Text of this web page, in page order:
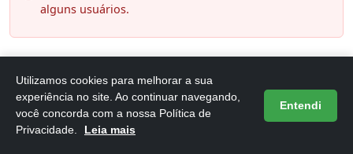
alguns usuários.
Como escolher a legging ideal
Utilizamos cookies para melhorar a sua
experiência no site. Ao continuar navegando,
você concorda com a nossa Política de
Privacidade.
Leia mais
Entendi